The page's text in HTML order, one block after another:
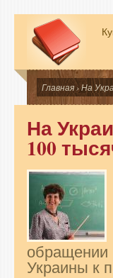
Главная› На
На
100
обращении
Украины к